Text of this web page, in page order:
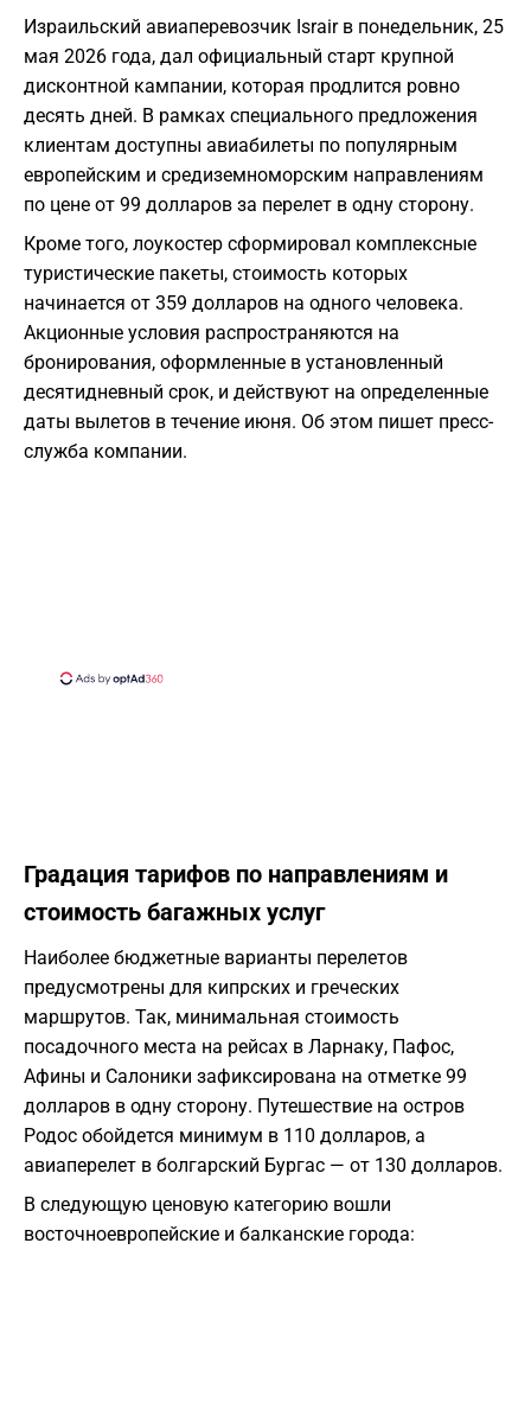
Израильский авиаперевозчик Israir в понедельник, 25
мая 2026 года, дал официальный старт крупной
дисконтной кампании, которая продлится ровно
десять дней. В рамках специального предложения
клиентам доступны авиабилеты по популярным
европейским и средиземноморским направлениям
по цене от 99 долларов за перелет в одну сторону.
Кроме того, лоукостер сформировал комплексные
туристические пакеты, стоимость которых
начинается от 359 долларов на одного человека.
Акционные условия распространяются на
бронирования, оформленные в установленный
десятидневный срок, и действуют на определенные
даты вылетов в течение июня. Об этом пишет пресс-
служба компании.
Градация тарифов по направлениям и
стоимость багажных услуг
Наиболее бюджетные варианты перелетов
предусмотрены для кипрских и греческих
маршрутов. Так, минимальная стоимость
посадочного места на рейсах в Ларнаку, Пафос,
Афины и Салоники зафиксирована на отметке 99
долларов в одну сторону. Путешествие на остров
Родос обойдется минимум в 110 долларов, а
авиаперелет в болгарский Бургас — от 130 долларов.
В следующую ценовую категорию вошли
восточноевропейские и балканские города: